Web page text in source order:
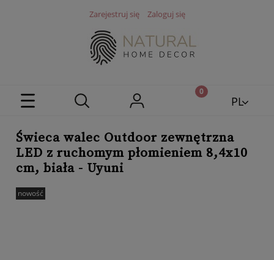
Zarejestruj się Zaloguj się
PL
Świeca walec Outdoor zewnętrzna
LED z ruchomym płomieniem 8,4x10
cm, biała - Uyuni
nowość